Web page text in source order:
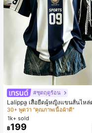
#ชุดฤดูร้อน
Lalippa เสื้อยืดผู้หญิงแขนสั้นไหล่
อวีปกเสื้อ ลายพิมพ์ดิจิทัลลายทาง
สปอร์ตแฟชั่นมินิมอล ของขวัญสำห
พื่อน
#1 ขายดี ใน หลากสี เสื้อยืดผู้หญิง
30+ พูดว่า "คุณภาพเนื้อผ้าดี"
#1 ขายดี ใน หลากสี เสื้อยืดผู้หญิง
30+ พูดว่า "คุณภาพเนื้อผ้าดี"
#1 ขายดี ใน หลากสี เสื้อยืดผู้หญิง
30+ พูดว่า "คุณภาพเนื้อผ้าดี"
#1 ขายดี
30+ พูดว่า "คุณภาพเนื้อผ้าดี"
1k+ sold
฿199